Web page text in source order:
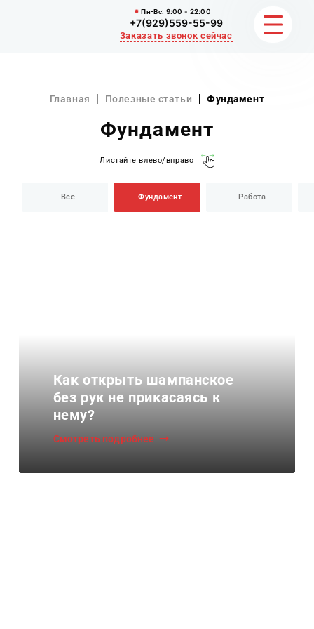
Пн-Вс: 9:00 - 22:00
+7(929)559-55-99
Заказать звонок сейчас
НЕРУДНЫЕ МАТЕРИАЛЫ
ВЫВОЗ И УБОРКА СНЕГА
ОТЗЫВЫ
Главная Полезные статьи Фундамент
Фундамент
Листайте влево/вправо
Все Фундамент Работа
Как открыть шампанское
без рук не прикасаясь к
нему?
Смотреть подробнее